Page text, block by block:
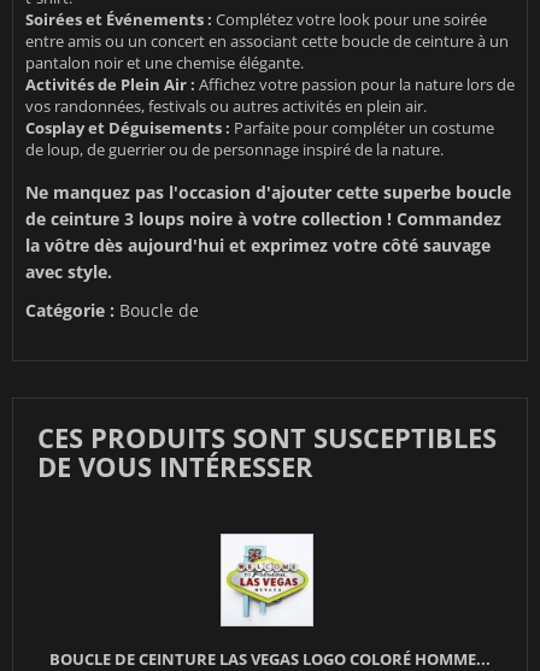
Soirées et Événements : Complétez votre look pour une soirée
entre amis ou un concert en associant cette boucle de ceinture à un
pantalon noir et une chemise élégante.
Activités de Plein Air : Affichez votre passion pour la nature lors de
vos randonnées, festivals ou autres activités en plein air.
Cosplay et Déguisements : Parfaite pour compléter un costume
de loup, de guerrier ou de personnage inspiré de la nature.
Ne manquez pas l'occasion d'ajouter cette superbe boucle
de ceinture 3 loups noire à votre collection ! Commandez
la vôtre dès aujourd'hui et exprimez votre côté sauvage
avec style.
Catégorie : Boucle de
CES PRODUITS SONT SUSCEPTIBLES
DE VOUS INTÉRESSER
BOUCLE DE CEINTURE LAS VEGAS LOGO COLORÉ HOMME...